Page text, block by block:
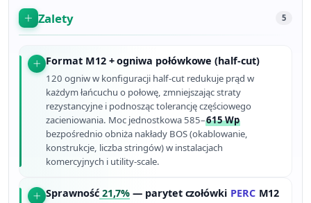
Zalety 5
Format M12 + ogniwa połówkowe (half-cut)
120 ogniw w konfiguracji half-cut redukuje prąd w
każdym łańcuchu o połowę, zmniejszając straty
rezystancyjne i podnosząc tolerancję częściowego
zacieniowania. Moc jednostkowa 585–615 Wp
bezpośrednio obniża nakłady BOS (okablowanie,
konstrukcje, liczba stringów) w instalacjach
komercyjnych i utility-scale.
Sprawność21,7% — parytet czołówki PERC M12